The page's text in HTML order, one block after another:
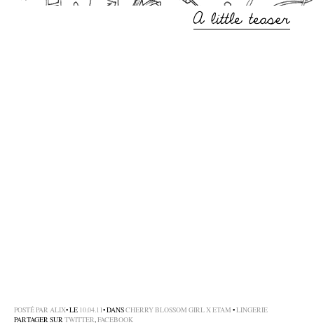
POSTÉ PAR ALIX• LE 10.04.11• DANSCHERRY BLOSSOM GIRL X ETAM •LINGERIE
PARTAGER SURTWITTER,FACEBOOK